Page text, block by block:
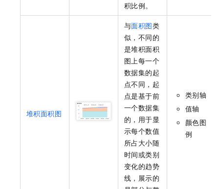
积比例。
堆积面积图
与面积图类
似，不同的
是堆积面积
图上每一个
数据集的起
点不同，起
点是基于前
一个数据集
的，用于显
示每个数值
所占大小随
时间或类别
变化的趋势
线，展示的
类别轴
值轴
颜色图
例